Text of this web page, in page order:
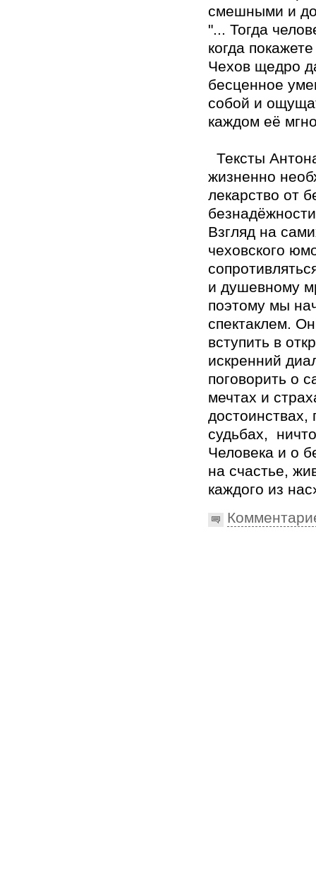
смешными и
"... Тогда
когда
Чехов щедро
бесценное
собой и
каждом её
Тексты
жизненно
лекарство от
Взгляд на
чеховского
и душевному
поэтому мы
спектаклем.
вступить в
искренний
поговорить о
мечтах и
судьбах,
Человека​ и о
на счастье,
каждого из